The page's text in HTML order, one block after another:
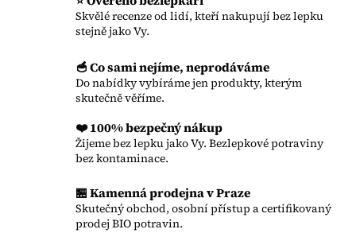
Skvělé recenze od lidí, kteří nakupují bez lepku
stejně jako Vy.
🥣 Co sami nejíme, neprodáváme
Do nabídky vybíráme jen produkty, kterým
skutečně věříme.
❤️ 100% bezpečný nákup
Žijeme bez lepku jako Vy. Bezlepkové potraviny
bez kontaminace.
🏪 Kamenná prodejna v Praze
Skutečný obchod, osobní přístup a certifikovaný
prodej BIO potravin.